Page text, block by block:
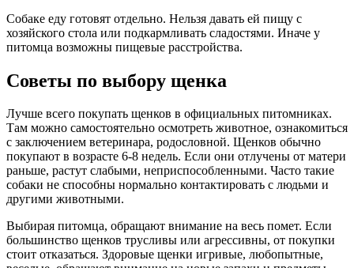
Собаке еду готовят отдельно. Нельзя давать ей пищу с
хозяйского стола или подкармливать сладостями. Иначе у
питомца возможны пищевые расстройства.
Советы по выбору щенка
Лучше всего покупать щенков в официальных питомниках.
Там можно самостоятельно осмотреть животное, ознакомиться
с заключением ветеринара, родословной. Щенков обычно
покупают в возрасте 6-8 недель. Если они отлучены от матери
раньше, растут слабыми, неприспособленными. Часто такие
собаки не способны нормально контактировать с людьми и
другими животными.
Выбирая питомца, обращают внимание на весь помет. Если
большинство щенков трусливы или агрессивны, от покупки
стоит отказаться. Здоровые щенки игривые, любопытные,